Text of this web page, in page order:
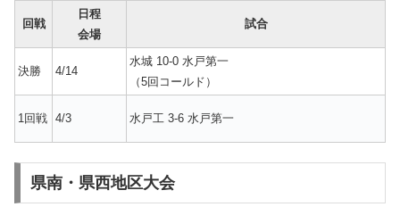
回戦
日程
会場
試合
決勝 4/14
水城 10-0 水戸第一
（5回コールド）
1回戦 4/3 水戸工 3-6 水戸第一
県南・県西地区大会